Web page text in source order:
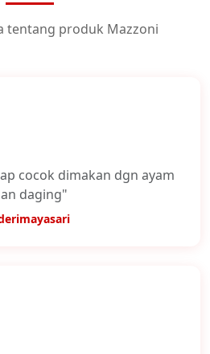
tentang produk Mazzoni
cocok dimakan dgn ayam
daging"